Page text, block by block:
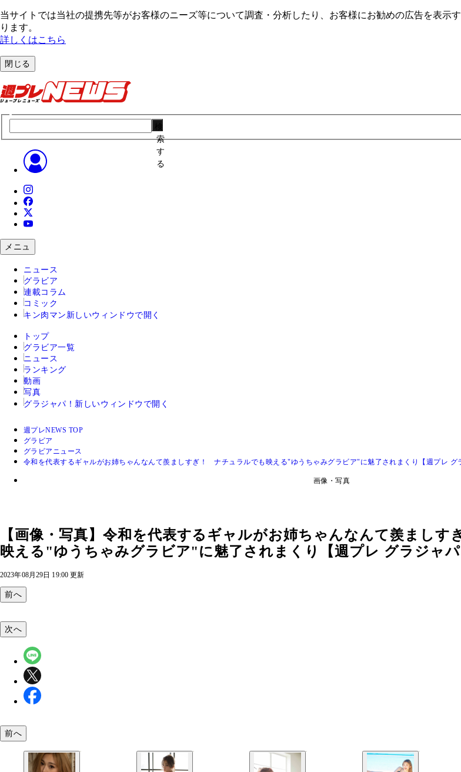
当サイトでは当社の提携先等がお客様のニーズ等について調査・分析したり、お客様にお勧めの広告を表⽰
ります。
詳しくはこちら
閉じる
索
す
る
メニュ
ニュース
グラビア
連載コラム
コミック
キン肉マン 新しいウィンドウで開く
トップ
グラビア一覧
ニュース
ランキング
動画
写真
グラジャパ！ 新しいウィンドウで開く
週プレNEWS TOP
グラビア
グラビアニュース
令和を代表するギャルがお姉ちゃんなんて羨ましすぎ！ ナチュラルでも映える"ゆうちゃみグラビア"に魅了されまくり【週プレ グ
画像・写真
【画像・写真】令和を代表するギャルがお姉ちゃんなんて羨まし
映える"ゆうちゃみグラビア"に魅了されまくり【週プレ グラジャパ
2023年08月29日 19:00 更新
前へ
次へ
前へ